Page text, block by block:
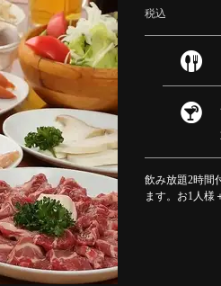
税込
飲み放題2時間
ます。お1人様